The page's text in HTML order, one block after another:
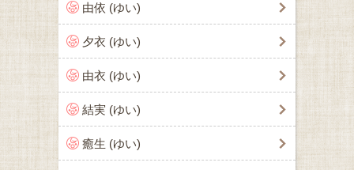
由依 (ゆい)
夕衣 (ゆい)
由衣 (ゆい)
結実 (ゆい)
癒生 (ゆい)